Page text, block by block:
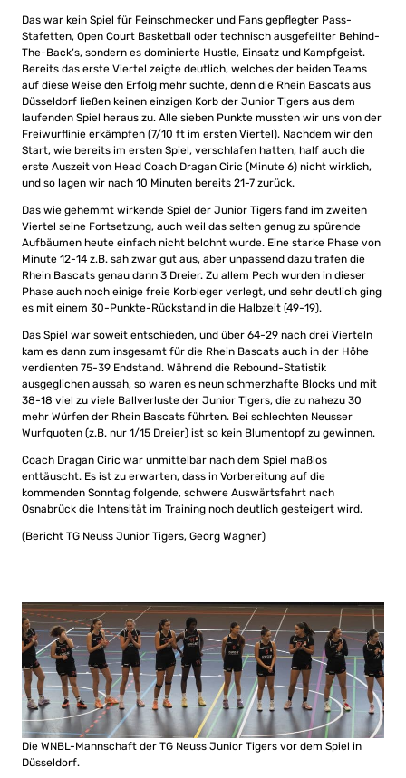
Das war kein Spiel für Feinschmecker und Fans gepflegter Pass-
Stafetten, Open Court Basketball oder technisch ausgefeilter Behind-
The-Back‘s, sondern es dominierte Hustle, Einsatz und Kampfgeist.
Bereits das erste Viertel zeigte deutlich, welches der beiden Teams
auf diese Weise den Erfolg mehr suchte, denn die Rhein Bascats aus
Düsseldorf ließen keinen einzigen Korb der Junior Tigers aus dem
laufenden Spiel heraus zu. Alle sieben Punkte mussten wir uns von der
Freiwurflinie erkämpfen (7/10 ft im ersten Viertel). Nachdem wir den
Start, wie bereits im ersten Spiel, verschlafen hatten, half auch die
erste Auszeit von Head Coach Dragan Ciric (Minute 6) nicht wirklich,
und so lagen wir nach 10 Minuten bereits 21-7 zurück.
Das wie gehemmt wirkende Spiel der Junior Tigers fand im zweiten
Viertel seine Fortsetzung, auch weil das selten genug zu spürende
Aufbäumen heute einfach nicht belohnt wurde. Eine starke Phase von
Minute 12-14 z.B. sah zwar gut aus, aber unpassend dazu trafen die
Rhein Bascats genau dann 3 Dreier. Zu allem Pech wurden in dieser
Phase auch noch einige freie Korbleger verlegt, und sehr deutlich ging
es mit einem 30-Punkte-Rückstand in die Halbzeit (49-19).
Das Spiel war soweit entschieden, und über 64-29 nach drei Vierteln
kam es dann zum insgesamt für die Rhein Bascats auch in der Höhe
verdienten 75-39 Endstand. Während die Rebound-Statistik
ausgeglichen aussah, so waren es neun schmerzhafte Blocks und mit
38-18 viel zu viele Ballverluste der Junior Tigers, die zu nahezu 30
mehr Würfen der Rhein Bascats führten. Bei schlechten Neusser
Wurfquoten (z.B. nur 1/15 Dreier) ist so kein Blumentopf zu gewinnen.
Coach Dragan Ciric war unmittelbar nach dem Spiel maßlos
enttäuscht. Es ist zu erwarten, dass in Vorbereitung auf die
kommenden Sonntag folgende, schwere Auswärtsfahrt nach
Osnabrück die Intensität im Training noch deutlich gesteigert wird.
(Bericht TG Neuss Junior Tigers, Georg Wagner)
Die WNBL-Mannschaft der TG Neuss Junior Tigers vor dem Spiel in
Düsseldorf.